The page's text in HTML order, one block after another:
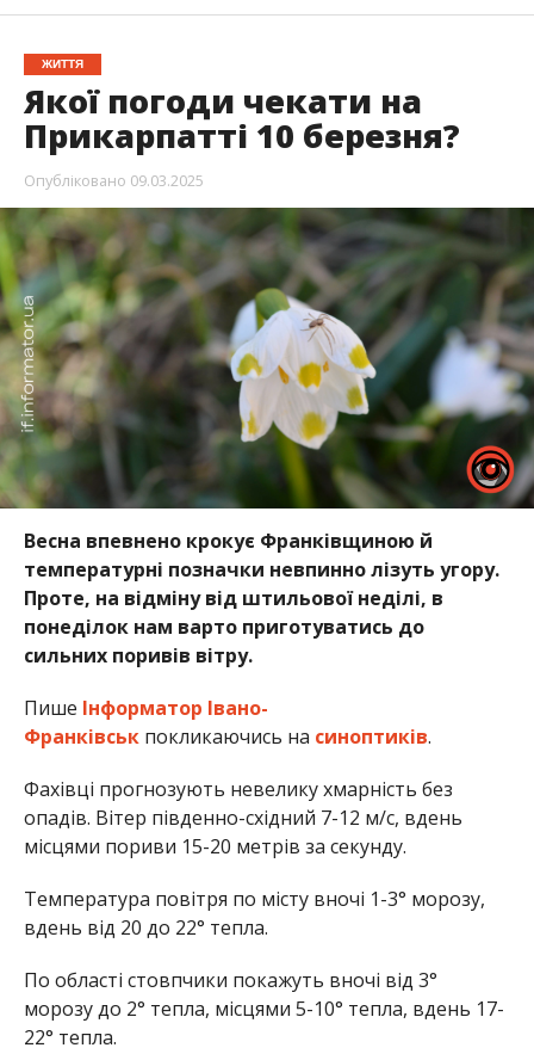
ЖИТТЯ
Якої погоди чекати на
Прикарпатті 10 березня?
Опубліковано 09.03.2025
Весна впевнено крокує Франківщиною й
температурні позначки невпинно лізуть угору.
Проте, на відміну від штильової неділі, в
понеділок нам варто приготуватись до
сильних поривів вітру.
Пише Інформатор Івано-
Франківськпокликаючись на синоптиків.
Фахівці прогнозують невелику хмарність без
опадів. Вітер південно-східний 7-12 м/с, вдень
місцями пориви 15-20 метрів за секунду.
Температура повітря по місту вночі 1-3° морозу,
вдень від 20 до 22° тепла.
По області стовпчики покажуть вночі від 3°
морозу до 2° тепла, місцями 5-10° тепла, вдень 17-
22° тепла.